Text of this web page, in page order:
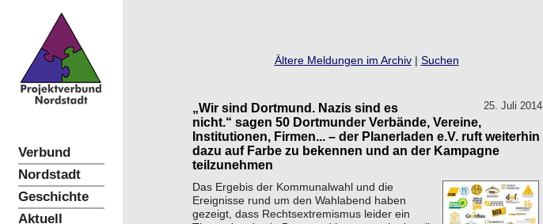
Verbund
Nordstadt
Geschichte
Aktuell
Ältere Meldungen im Archiv| Suchen
25. Juli 2014
„Wir sind Dortmund. Nazis sind es
nicht.“ sagen 50 Dortmunder Verbände, Vereine,
Institutionen, Firmen... – der Planerladen e.V. ruft weiterhin
dazu auf Farbe zu bekennen und an der Kampagne
teilzunehmen
Das Ergebis der Kommunalwahl und die
Ereignisse rund um den Wahlabend haben
gezeigt, dass Rechtsextremismus leider ein